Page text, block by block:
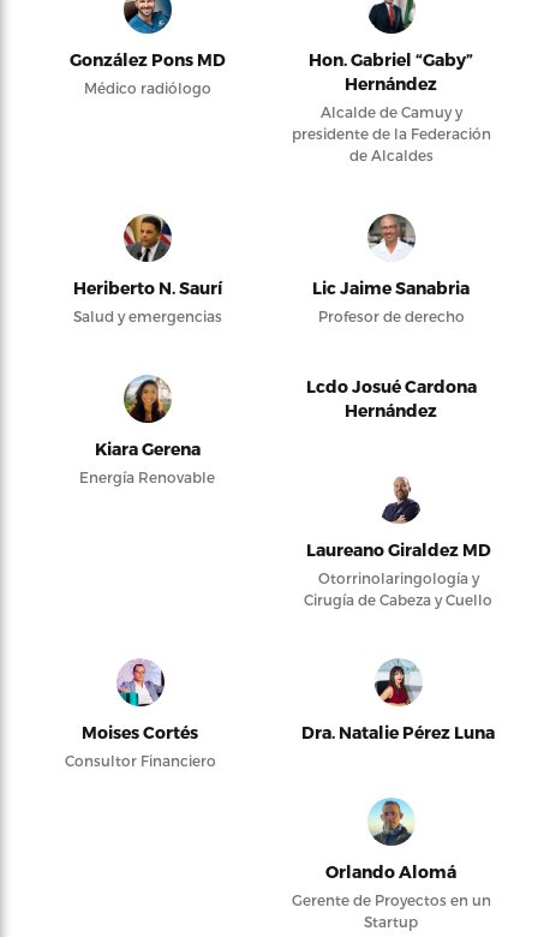
González Pons MD
Médico radiólogo
Hon. Gabriel “Gaby”
Hernández
Alcalde de Camuy y
presidente de la Federación
de Alcaldes
Heriberto N. Saurí
Salud y emergencias
Lic Jaime Sanabria
Profesor de derecho
Kiara Gerena
Energía Renovable
Lcdo Josué Cardona
Hernández
Laureano Giraldez MD
Otorrinolaringología y
Cirugía de Cabeza y Cuello
Moises Cortés
Consultor Financiero
Dra. Natalie Pérez Luna
Orlando Alomá
Gerente de Proyectos en un
Startup